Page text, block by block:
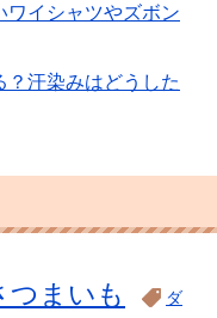
ワイシャツやズボン
汗染みはどうした
つまいも ダ